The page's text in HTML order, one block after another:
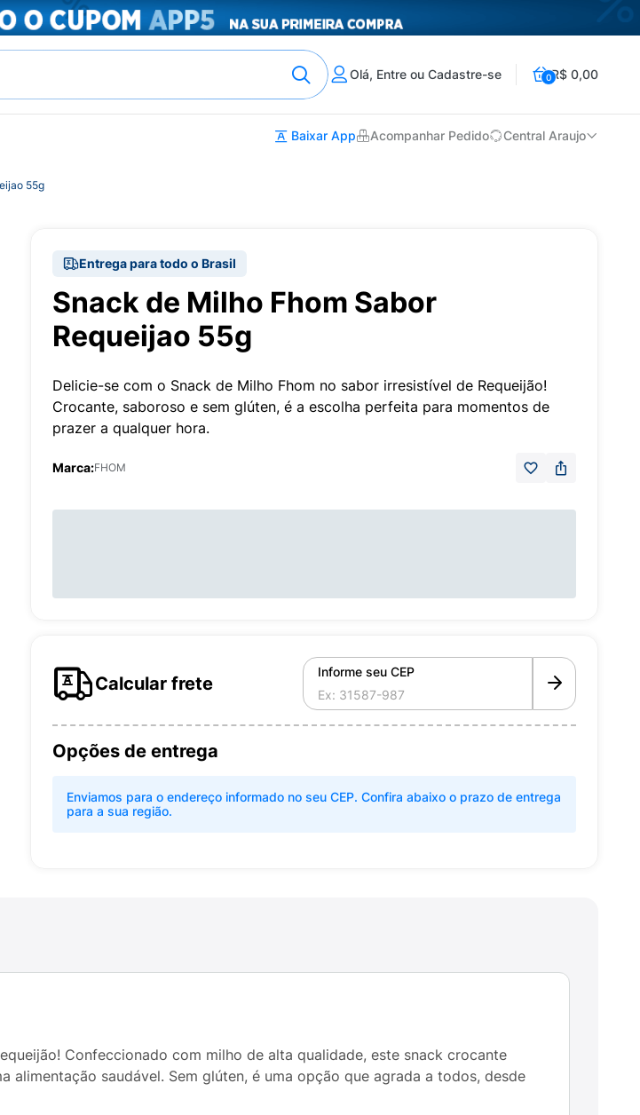
Olá, Entre ou Cadastre-se 0R$ 0,00
Baixar App Acompanhar Pedido Central Araujo
55g
Entrega para todo o Brasil
Snack de Milho Fhom Sabor
Requeijao 55g
Delicie-se com o Snack de Milho Fhom no sabor irresistível de Requeijão!
Crocante, saboroso e sem glúten, é a escolha perfeita para momentos de
prazer a qualquer hora.
Marca:FHOM
Calcular frete
Informe seu CEP
Opções de entrega
Enviamos para o endereço informado no seu CEP. Confira abaixo o prazo de entrega
para a sua região.
Confeccionado com milho de alta qualidade, este snack crocante
saudável. Sem glúten, é uma opção que agrada a todos, desde